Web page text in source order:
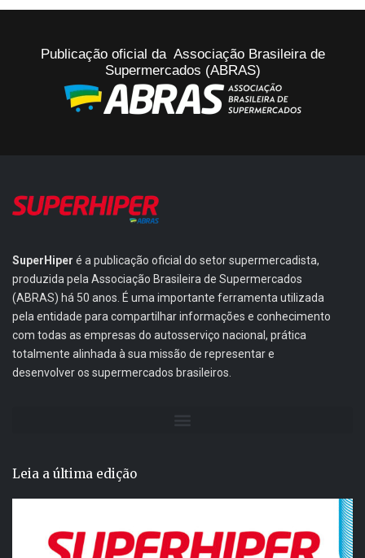
Publicação oficial da Associação Brasileira de
Supermercados (ABRAS)
SuperHiper é a publicação oficial do setor supermercadista,
produzida pela Associação Brasileira de Supermercados
(ABRAS) há 50 anos. É uma importante ferramenta utilizada
pela entidade para compartilhar informações e conhecimento
com todas as empresas do autosserviço nacional, prática
totalmente alinhada à sua missão de representar e
desenvolver os supermercados brasileiros.
Leia a última edição